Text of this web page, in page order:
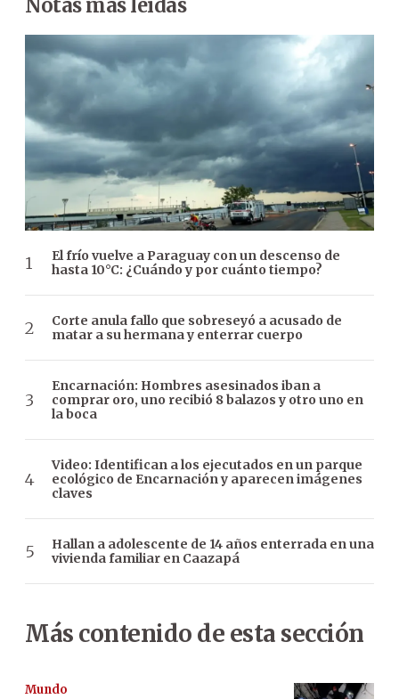
Notas más leídas
El frío vuelve a Paraguay con un descenso de
hasta 10°C: ¿Cuándo y por cuánto tiempo?
Corte anula fallo que sobreseyó a acusado de
matar a su hermana y enterrar cuerpo
Encarnación: Hombres asesinados iban a
comprar oro, uno recibió 8 balazos y otro uno en
la boca
Video: Identifican a los ejecutados en un parque
ecológico de Encarnación y aparecen imágenes
claves
Hallan a adolescente de 14 años enterrada en una
vivienda familiar en Caazapá
Más contenido de esta sección
Mundo